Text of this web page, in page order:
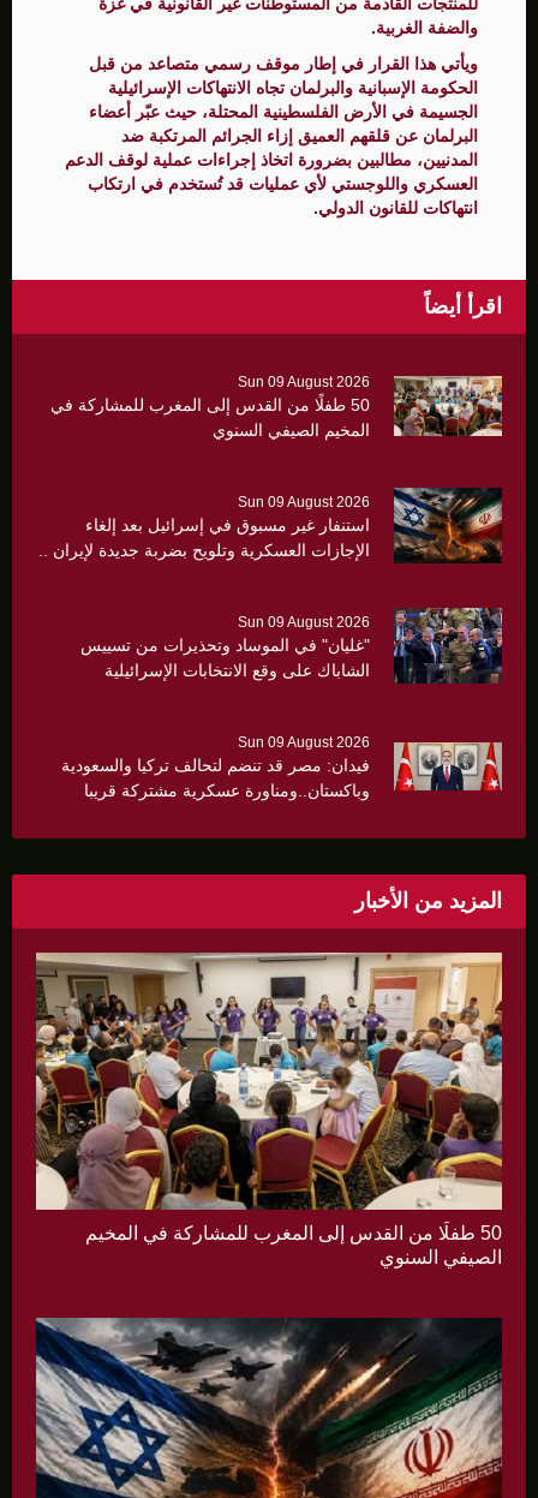
والضفة الغربية.
ويأتي هذا القرار في إطار موقف رسمي متصاعد من قبل
الحكومة الإسبانية والبرلمان تجاه الانتهاكات الإسرائيلية
الجسيمة في الأرض الفلسطينية المحتلة، حيث عبّر أعضاء
البرلمان عن قلقهم العميق إزاء الجرائم المرتكبة ضد
المدنيين، مطالبين بضرورة اتخاذ إجراءات عملية لوقف الدعم
العسكري واللوجستي لأي عمليات قد تُستخدم في ارتكاب
انتهاكات للقانون الدولي.
اقرأ أيضاً
Sun 09 August 2026
50 طفلًا من القدس إلى المغرب للمشاركة في
المخيم الصيفي السنوي
Sun 09 August 2026
استنفار غير مسبوق في إسرائيل بعد إلغاء
الإجازات العسكرية وتلويح بضربة جديدة لإيران ..
Sun 09 August 2026
"غليان" في الموساد وتحذيرات من تسييس
الشاباك على وقع الانتخابات الإسرائيلية
Sun 09 August 2026
فيدان: مصر قد تنضم لتحالف تركيا والسعودية
وباكستان..ومناورة عسكرية مشتركة قريبا
المزيد من الأخبار
50 طفلًا من القدس إلى المغرب للمشاركة في المخيم
الصيفي السنوي